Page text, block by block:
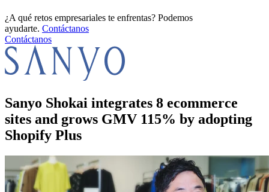
¿A qué retos empresariales te enfrentas? Podemos
ayudarte. Contáctanos
Contáctanos
Sanyo Shokai integrates 8 ecommerce
sites and grows GMV 115% by adopting
Shopify Plus